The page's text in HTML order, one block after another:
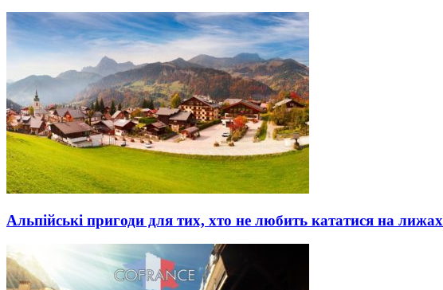
Альпійські пригоди для тих, хто не любить кататися на лижах